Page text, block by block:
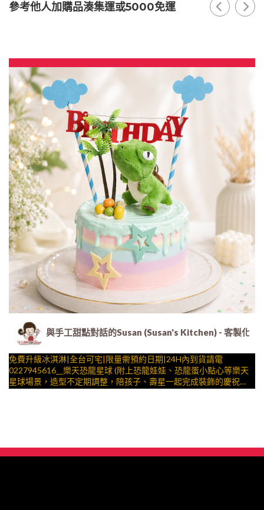
參考他人加購品湊集運或5000免運
與手工甜點對話的Susan (Susan's Kitchen) - 客製化
免費升級冰淇淋|全台可宅|限量需預約日期|24H內到貨請電
0227945616__樂天恐龍星球 (附上恐龍娃娃、恐龍蛋小點心等樂天
星球場景，造型不定期調整，陪孩子、壽星一起完成裝飾的慶祝時